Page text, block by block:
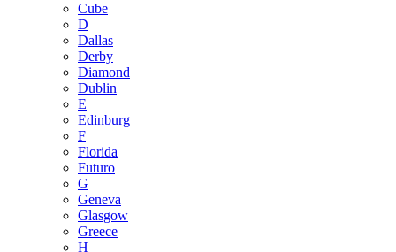
Cube
D
Dallas
Derby
Diamond
Dublin
E
Edinburg
F
Florida
Futuro
G
Geneva
Glasgow
Greece
H